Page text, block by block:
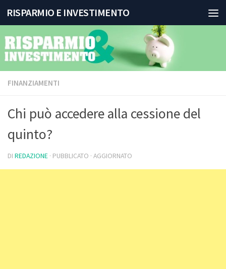
Salta al contenuto
RISPARMIO E INVESTIMENTO
FINANZIAMENTI
Chi può accedere alla cessione del
quinto?
DI REDAZIONE · PUBBLICATO · AGGIORNATO